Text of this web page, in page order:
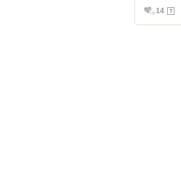
14 ？